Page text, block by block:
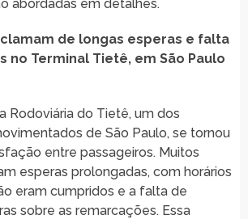
abordadas em detalhes.
de longas esperas e falta
no Terminal Tietê, em São Paulo
Rodoviária do Tietê, um dos
de São Paulo, se tornou
entre passageiros. Muitos
esperas prolongadas, com horários
eram cumpridos e a falta de
sobre as remarcações. Essa